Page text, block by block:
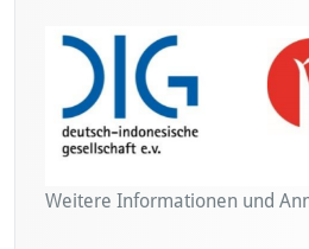
Weitere Informationen und